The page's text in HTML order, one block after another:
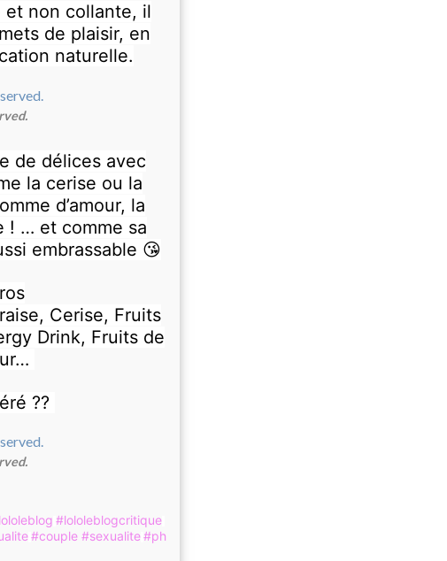
non collante, il
de plaisir, en
naturelle.
de délices avec
la cerise ou la
d’amour, la
! … et comme sa
embrassable 😘
Cerise, Fruits
Drink, Fruits de
??
#lololeblogcritique
#couple #sexualite#ph